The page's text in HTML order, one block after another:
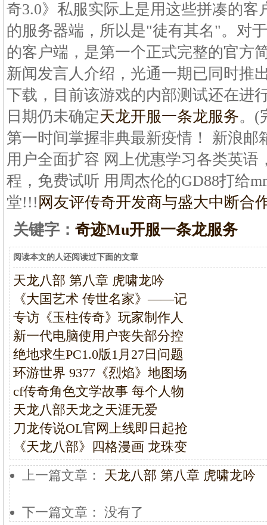
奇3.0》私服实际上是用这些拼凑的客
的服务器端，所以是"徒有其名"。对
的客户端，是第一个正式完整的官方
新闻发言人介绍，光通一期已同时推
下载，目前该游戏的内部测试还在进
日期仍未确定天龙开服一条龙服务。(
第一时间掌握非典最新疫情！ 新浪邮
用户全面扩容 网上优惠学习各类英语
程，免费试听 用周杰伦的GD88打给
堂!!! 网友评传奇开发商与盛大中断合
关键字： 奇迹Mu开服一条龙服务
阅读本文的人还阅读过下面的文章
天龙八部 第八章 虎啸龙吟
《大国艺术 传世名家》——记
专访《玉柱传奇》玩家制作人
新一代电脑使用户丧失部分控
绝地求生PC1.0版1月27日问题
环游世界 9377《烈焰》地图场
cf传奇角色文学故事 每个人物
天龙八部天龙之天涯无爱
刀龙传说OL官网上线即日起抢
《天龙八部》四格漫画 龙珠变
上一篇文章： 天龙八部 第八章 虎啸龙吟
下一篇文章： 没有了